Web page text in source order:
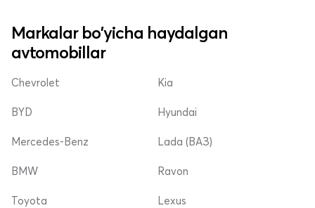
Markalar bo'yicha haydalgan
avtomobillar
Chevrolet
BYD
Mercedes-Benz
Kia
Hyundai
Lada (ВАЗ)
BMW
Toyota
Ravon
Lexus